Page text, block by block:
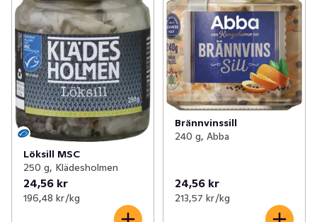
Löksill MSC
250 g, Klädesholmen
24,56 kr
196,48 kr /kg
Brännvinssill
240 g, Abba
24,56 kr
213,57 kr /kg